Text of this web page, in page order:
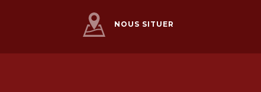
NOUS SITUER